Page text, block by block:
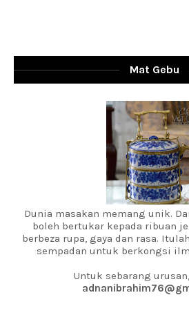
Mat Gebu
Dunia masakan memang unik.
boleh bertukar kepada ribuan
berbeza rupa, gaya dan rasa.
sempadan untuk berkongsi
Untuk sebarang